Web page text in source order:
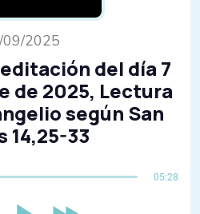
2025
del día 7
de 2025, Lectura
según San
14,25-33
05:28